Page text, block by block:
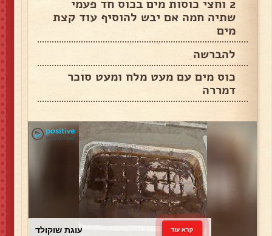
2 וחצי כוסות מים בכוס חד פעמי
שתיה חמה אם יבש להוסיף עוד קצת
מים
להברשה
כוס מים עם מעט מלח ומעט סוכר
דמררה
עוגת שוקולד קרא עוד